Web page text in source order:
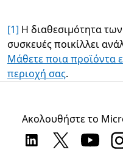
[1] Η διαθεσιμότητα
συσκευές ποικίλλει
Μάθετε ποια προϊόντα
περιοχή σας.
Ακολουθήστε το